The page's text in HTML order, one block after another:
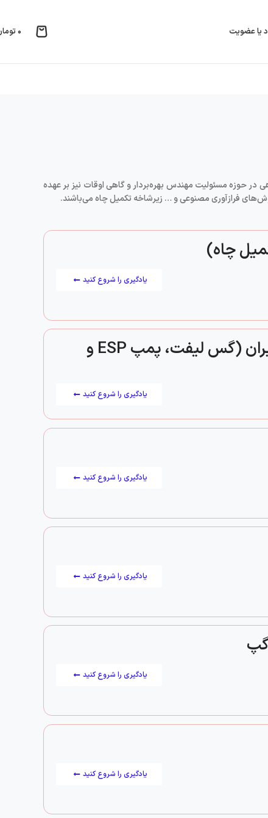
یا عضویت ۰
در حوزه مسئولیت مهندس بهره‌بردار و گاهی اوقات نیز بر عهده
فرازآوری مصنوعی و … زیرشاخه تکمیل چاه می‌باشند.
چاه)
یادگیری را شروع کنید
دوره آموزشی روش‌های فرازآوری مصنوعی در ایران (گس لیفت، پمپ ESP و
یادگیری را شروع کنید
یادگیری را شروع کنید
یادگیری را شروع کنید
یادگیری را شروع کنید
یادگیری را شروع کنید